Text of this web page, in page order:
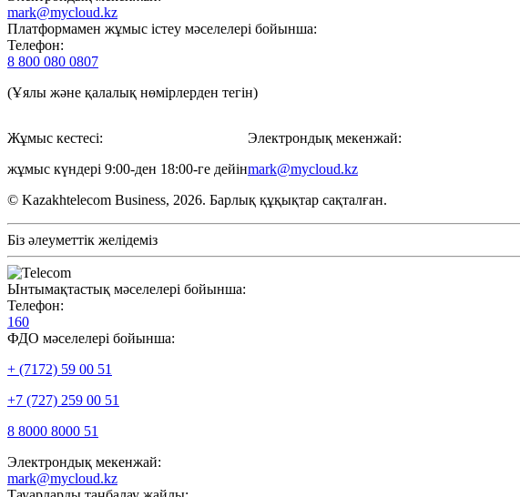
mark@mycloud.kz
Платформамен жұмыс істеу мәселелері бойынша:
Телефон:
8 800 080 0807
(Ұялы және қалалық нөмірлерден тегін)
Жұмыс кестесі:
жұмыс күндері 9:00-ден 18:00-ге дейін
Электрондық мекенжай:
mark@mycloud.kz
© Kazakhtelecom Business, 2026. Барлық құқықтар сақталған.
Біз әлеуметтік желідеміз
Ынтымақтастық мәселелері бойынша:
Телефон:
160
ФДО мәселелері бойынша:
+ (7172) 59 00 51
+7 (727) 259 00 51
8 8000 8000 51
Электрондық мекенжай:
mark@mycloud.kz